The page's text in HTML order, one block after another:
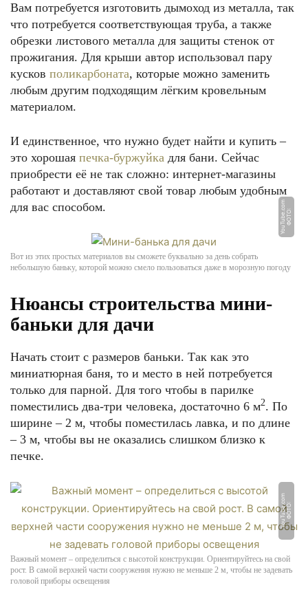
Вам потребуется изготовить дымоход из металла, так
что потребуется соответствующая труба, а также
обрезки листового металла для защиты стенок от
прожигания. Для крыши автор использовал пару
кусков поликарбоната, которые можно заменить
любым другим подходящим лёгким кровельным
материалом.
И единственное, что нужно будет найти и купить –
это хорошая печка-буржуйка для бани. Сейчас
приобрести её не так сложно: интернет-магазины
работают и доставляют свой товар любым удобным
для вас способом.
Ф
О
Т
О:
Y
o
u
T
u
b
e.
c
o
m
Вот из этих простых материалов вы сможете буквально за день собрать
небольшую баньку, которой можно смело пользоваться даже в морозную погоду
Нюансы строительства мини-
баньки для дачи
Начать стоит с размеров баньки. Так как это
миниатюрная баня, то и место в ней потребуется
только для парной. Для того чтобы в парилке
поместились два-три человека, достаточно 6 м2. По
ширине – 2 м, чтобы поместилась лавка, и по длине
– 3 м, чтобы вы не оказались слишком близко к
печке.
Ф
О
Т
О:
Y
o
u
T
u
b
e.
c
o
m
Важный момент – определиться с высотой конструкции. Ориентируйтесь на свой
рост. В самой верхней части сооружения нужно не меньше 2 м, чтобы не задевать
головой приборы освещения